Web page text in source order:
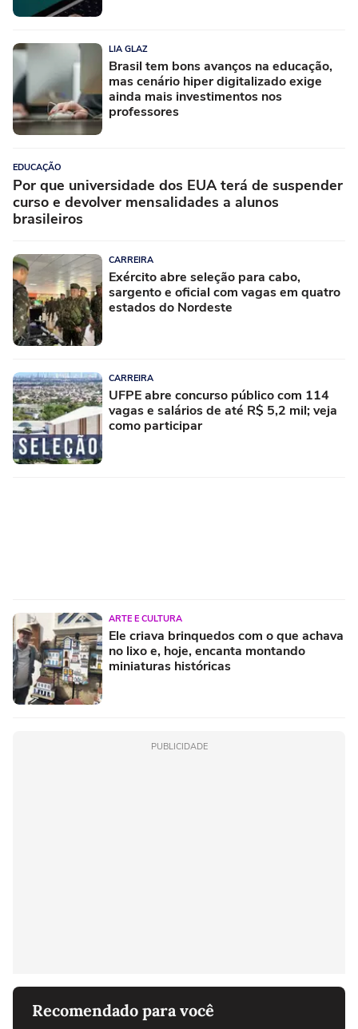
LIA GLAZ
Brasil tem bons avanços na educação,
mas cenário hiper digitalizado exige
ainda mais investimentos nos
professores
EDUCAÇÃO
Por que universidade dos EUA terá de suspender
curso e devolver mensalidades a alunos
brasileiros
CARREIRA
Exército abre seleção para cabo,
sargento e oficial com vagas em quatro
estados do Nordeste
CARREIRA
UFPE abre concurso público com 114
vagas e salários de até R$ 5,2 mil; veja
como participar
ARTE E CULTURA
Ele criava brinquedos com o que achava
no lixo e, hoje, encanta montando
miniaturas históricas
PUBLICIDADE
Recomendado para você